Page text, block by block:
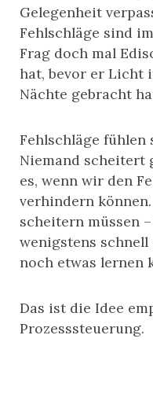
Gelegenheit
Fehlschläge sind
Frag doch mal
hat, bevor er Licht
Nächte gebracht
Fehlschläge fühlen
Niemand scheitert
es, wenn wir den
verhindern
scheitern müssen
wenigstens
noch etwas lernen
Das ist die Idee
Prozesssteuerung.